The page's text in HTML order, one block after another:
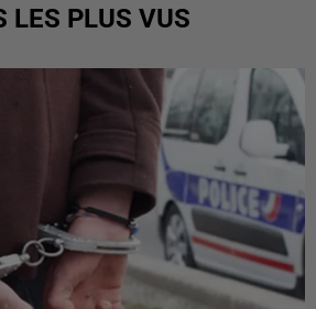
LES PLUS VUS